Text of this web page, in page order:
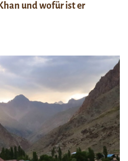
und wofür ist er